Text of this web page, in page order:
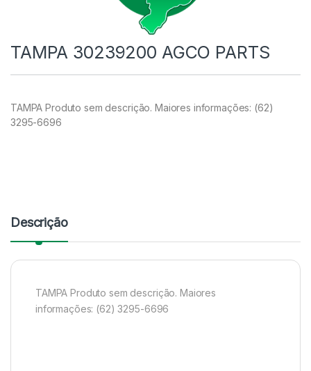
TAMPA 30239200 AGCO PARTS
TAMPA Produto sem descrição. Maiores informações: (62)
3295-6696
Descrição
TAMPA Produto sem descrição. Maiores
informações: (62) 3295-6696